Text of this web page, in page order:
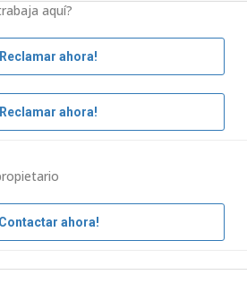
aquí?
ahora!
ahora!
ahora!